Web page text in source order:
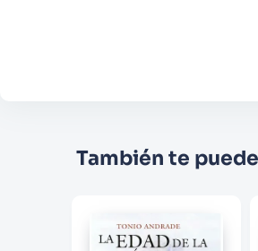
También te